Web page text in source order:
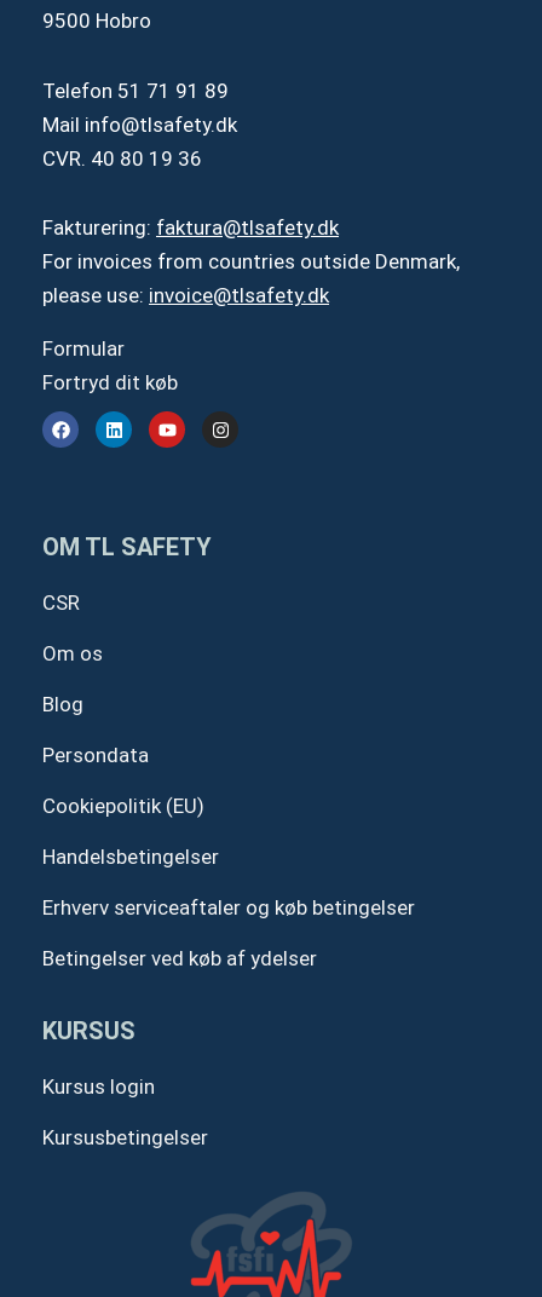
9500 Hobro
Telefon 51 71 91 89
Mail info@tlsafety.dk
CVR. 40 80 19 36
Fakturering: faktura@tlsafety.dk
For invoices from countries outside Denmark,
please use: invoice@tlsafety.dk
Formular
Fortryd dit køb
F
a
c
k
L
i
n
n
Y
o
u
I
n
s
OM TL SAFETY
CSR
Om os
Blog
Persondata
Cookiepolitik (EU)
Handelsbetingelser
Erhverv serviceaftaler og køb betingelser
Betingelser ved køb af ydelser
KURSUS
Kursus login
Kursusbetingelser